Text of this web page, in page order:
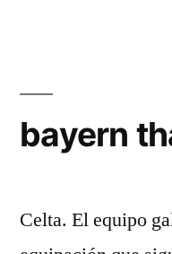
bayern
Celta. El equipo